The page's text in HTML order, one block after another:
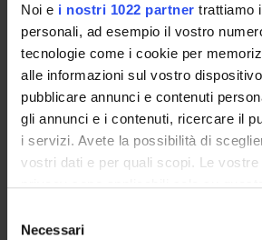
Noi e i nostri 1022 partner trattiamo
personali, ad esempio il vostro
tecnologie come i cookie per
alle informazioni sul vostro
pubblicare annunci e contenuti
gli annunci e i contenuti, ricercare il
i servizi. Avete la possibilità di
vostri dati e per quali scopi. Le
privacy sono applicabili solo su
modificare o revocare il proprio
delNecessari
JP2017 -
Affreschi
staccati:
restauro e
conservazione
Monica Molteni
JP2015 -
Olivicoltura,
produzione e
d’oliva nel
Gian Maria
Varanini